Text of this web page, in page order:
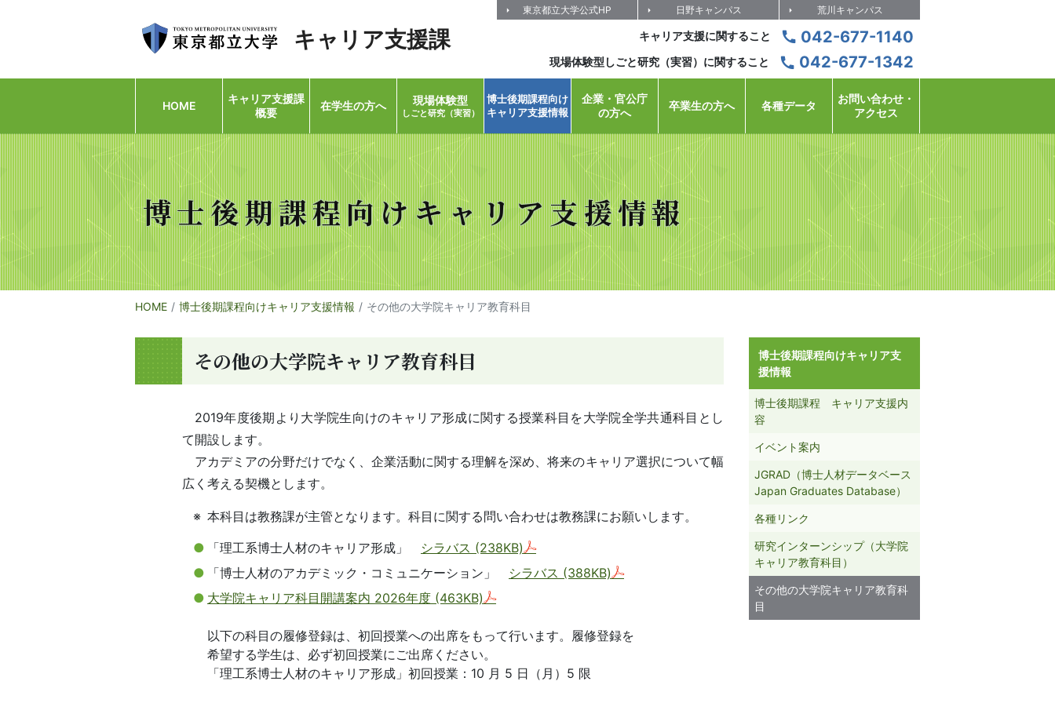
キャリア支援課
東京都立大学公式HP 日野キャンパス 荒川キャンパス
キャリア支援に関すること 042-677-1140
現場体験型しごと研究（実習）に関すること 042-677-1342
HOME
キャリア支援課
概要
在学生の方へ 現場体験型
しごと研究（実習）
博士後期課程向け
キャリア支援情報
企業・官公庁
の方へ
卒業生の方へ 各種データ
お問い合わせ・
アクセス
博士後期課程向け キャリア支援情報
HOME 博士後期課程向けキャリア支援情報 その他の大学院キャリア教育科目
その他の大学院キャリア教育科目
2019年度後期より大学院生向けのキャリア形成に関する授業科目を大学院全学共通科目とし
て開設します。
アカデミアの分野だけでなく、企業活動に関する理解を深め、将来のキャリア選択について幅
広く考える契機とします。
本科目は教務課が主管となります。科目に関する問い合わせは教務課にお願いします。
「理工系博士人材のキャリア形成」 シラバス (238KB)
「博士人材のアカデミック・コミュニケーション」 シラバス (388KB)
大学院キャリア科目開講案内 2026年度 (463KB)
以下の科目の履修登録は、初回授業への出席をもって行います。履修登録を
希望する学生は、必ず初回授業にご出席ください。
「理工系博士人材のキャリア形成」初回授業：10 月 5 日（月）5 限
博士後期課程向けキャリア支
援情報
博士後期課程 キャリア支援内
容
イベント案内
JGRAD（博士人材データベース
Japan Graduates Database）
各種リンク
研究インターンシップ（大学院
キャリア教育科目）
その他の大学院キャリア教育科
目